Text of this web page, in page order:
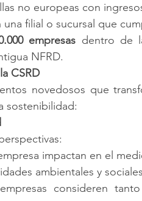
no europeas con
filial o sucursal que
empresas dentro de
NFRD.
CSRD
novedosos que
sostenibilidad:
impactan en el
ambientales y
consideren